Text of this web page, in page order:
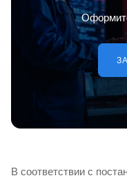
В соответствии с